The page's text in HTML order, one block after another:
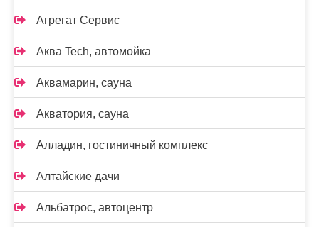
Агрегат Сервис
Аква Tech, автомойка
Аквамарин, сауна
Акватория, сауна
Алладин, гостиничный комплекс
Алтайские дачи
Альбатрос, автоцентр